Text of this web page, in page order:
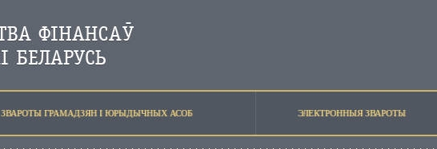
ЗВАРОТЫ ГРАМАДЗЯН I ЮРЫДЫЧНЫХ АСОБ ЭЛЕКТРОННЫЯ ЗВАРОТЫ